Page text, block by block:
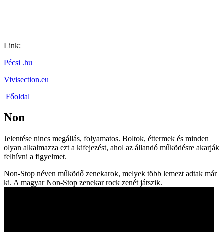
Link:
Pécsi .hu
Vivisection.eu
Főoldal
Non
Jelentése nincs megállás, folyamatos. Boltok, éttermek és minden
olyan alkalmazza ezt a kifejezést, ahol az állandó működésre akarják
felhívni a figyelmet.
Non-Stop néven működő zenekarok, melyek több lemezt adtak már
ki. A magyar Non-Stop zenekar rock zenét játszik.